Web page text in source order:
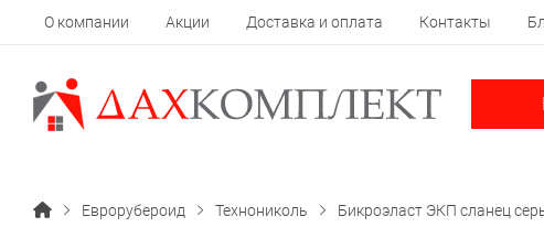
О компании Акции Доставка и оплата Контакты
Еврорубероид Технониколь Бикроэласт ЭКП сланец